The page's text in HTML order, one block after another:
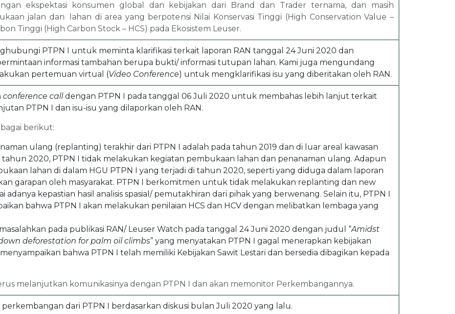
ekspektasi konsumen global dan kebijakan dari Brand dan Trader ternama, dan masih
jalan dan lahan di area yang berpotensi Nilai Konservasi Tinggi (High Conservation Value –
Tinggi (High Carbon Stock – HCS) pada Ekosistem Leuser.
PTPN I untuk meminta klarifikasi terkait laporan RAN tanggal 24 Juni 2020 dan
informasi tambahan berupa bukti/ informasi tutupan lahan. Kami juga mengundang
pertemuan virtual (Video Conference) untuk mengklarifikasi isu yang diberitakan oleh RAN.
conference calldengan PTPN I pada tanggal 06 Juli 2020 untuk membahas lebih lanjut terkait
PTPN I dan isu-isu yang dilaporkan oleh RAN.
berikut:
ulang (replanting) terakhir dari PTPN I adalah pada tahun 2019 dan di luar areal kawasan
tahun 2020, PTPN I tidak melakukan kegiatan pembukaan lahan dan penanaman ulang. Adapun
lahan di dalam HGU PTPN I yang terjadi di tahun 2020, seperti yang diduga dalam laporan
garapan oleh masyarakat. PTPN I berkomitmen untuk tidak melakukan replanting dan new
adanya kepastian hasil analisis spasial/ pemutakhiran dari pihak yang berwenang. Selain itu, PTPN I
bahwa PTPN I akan melakukan penilaian HCS dan HCV dengan melibatkan lembaga yang
pada publikasi RAN/ Leuser Watch pada tanggal 24 Juni 2020 dengan judul “Amidst
deforestation for palm oil climbs” yang menyatakan PTPN I gagal menerapkan kebijakan
bahwa PTPN I telah memiliki Kebijakan Sawit Lestari dan bersedia dibagikan kepada
melanjutkan komunikasinya dengan PTPN I dan akan memonitor Perkembangannya.
perkembangan dari PTPN I berdasarkan diskusi bulan Juli 2020 yang lalu.